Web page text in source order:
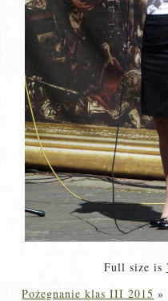
Full size is
Pożegnanie klas III 2015 »